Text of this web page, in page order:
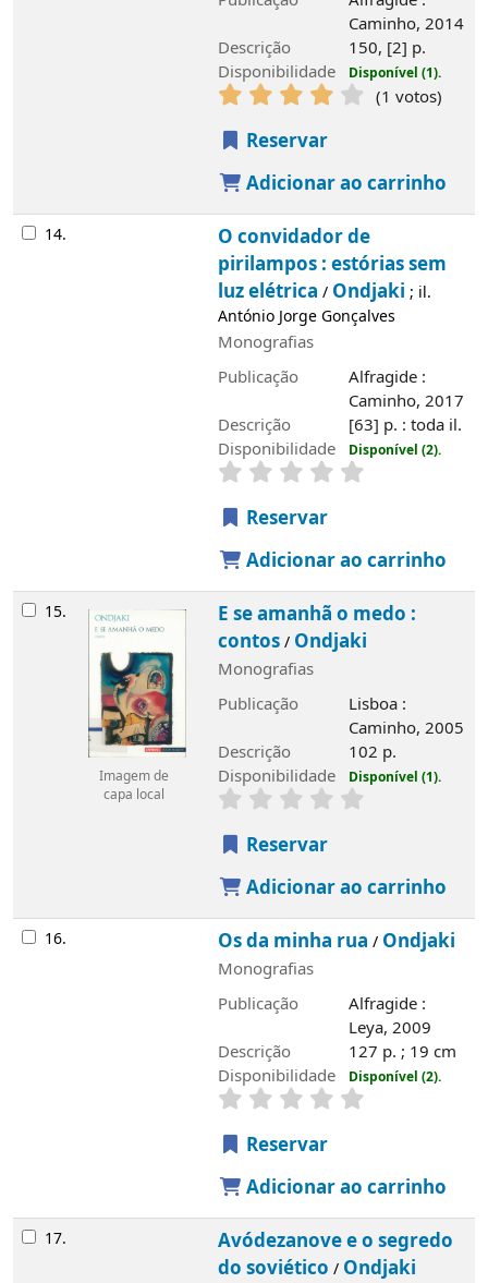
Caminho, 2014
Descrição
150, [2] p.
Disponibilidade
Disponível (1).
(1 votos)
Reservar
Adicionar ao carrinho
14.
O convidador de
pirilampos : estórias sem
luz elétrica / Ondjaki ; il.
António Jorge Gonçalves
Monografias
Publicação
Alfragide :
Caminho, 2017
Descrição
[63] p. : toda il.
Disponibilidade
Disponível (2).
Reservar
Adicionar ao carrinho
15.
Imagem de
capa local
E se amanhã o medo :
contos/ Ondjaki
Monografias
Publicação
Lisboa :
Caminho, 2005
Descrição
102 p.
Disponibilidade
Disponível (1).
Reservar
Adicionar ao carrinho
16. Os da minha rua / Ondjaki
Monografias
Publicação
Alfragide :
Leya, 2009
Descrição
127 p. ; 19 cm
Disponibilidade
Disponível (2).
Reservar
Adicionar ao carrinho
17.
Avódezanove e o segredo
do soviético / Ondjaki